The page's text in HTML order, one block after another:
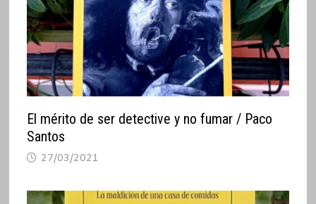
El mérito de ser detective y no fumar / Paco
Santos
27/03/2021